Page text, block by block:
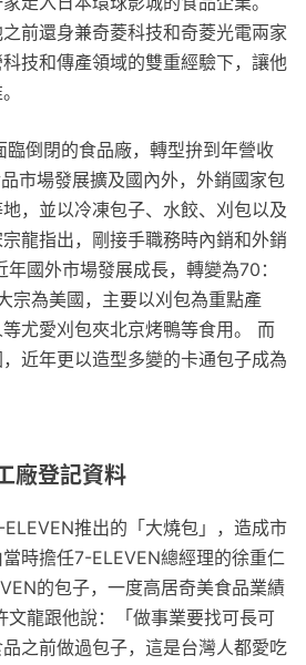
前還身兼奇菱科技和奇菱光電兩家
技和傳產領域的雙重經驗下，讓他
倒閉的食品廠，轉型拚到年營收
市場發展擴及國內外，外銷國家包
，並以冷凍包子、水餃、刈包以及
龍指出，剛接手職務時內銷和外銷
國外市場發展成長，轉變為70：
宗為美國，主要以刈包為重點產
尤愛刈包夾北京烤鴨等食用。 而
近年更以造型多變的卡通包子成為
廠登記資料
推出的「大燒包」，造成市
時擔任7-ELEVEN總經理的徐重仁
的包子，一度高居奇美食品業績
文龍跟他說：「做事業要找可長可
之前做過包子，這是台灣人都愛吃